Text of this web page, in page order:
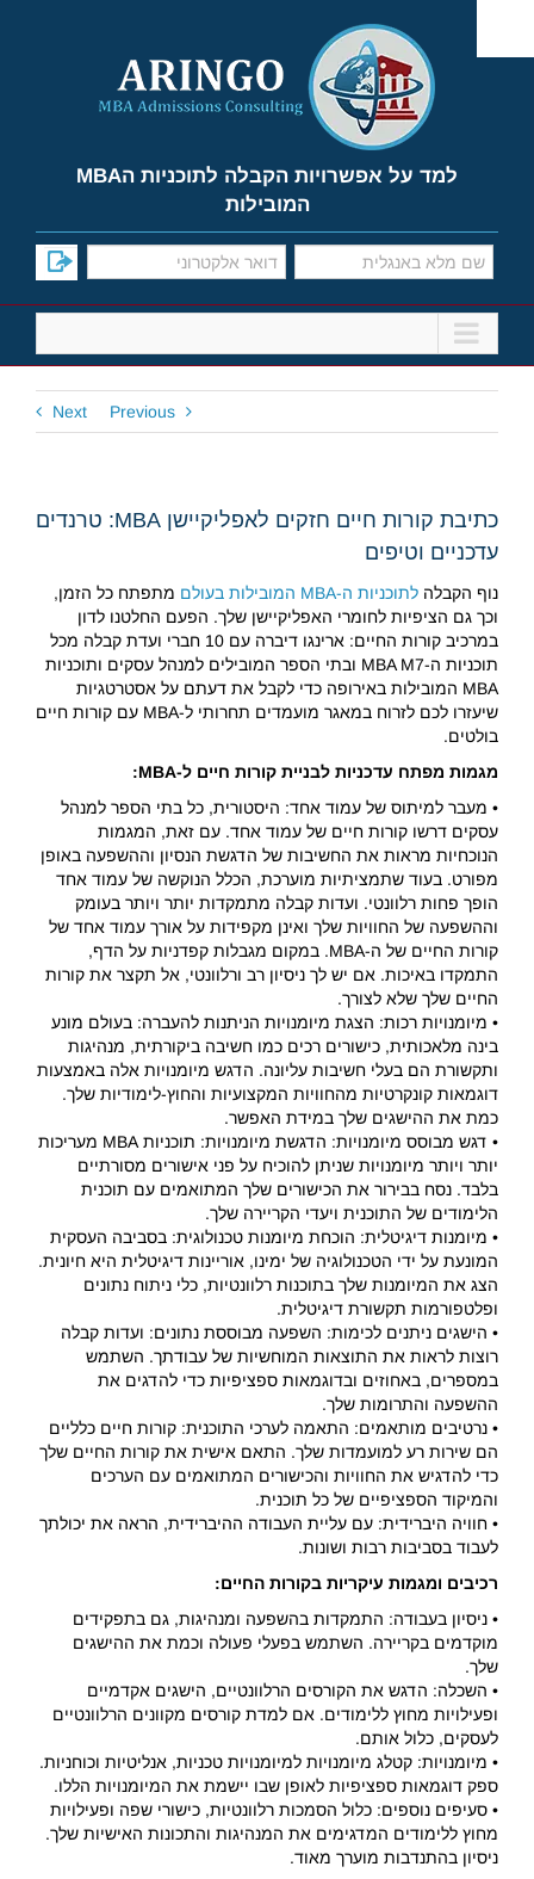
content
למד על אפשרויות הקבלה לתוכניות הMBA
המובילות
Previous
Next
כתיבת קורות חיים חזקים לאפליקיישן MBA: טרנדים
עדכניים וטיפים
נוף הקבלה לתוכניות ה-MBA המובילות בעולם
מתפתח כל הזמן,
וכך גם הציפיות לחומרי האפליקיישן שלך. הפעם החלטנו לדון
במרכיב קורות החיים: ארינגו דיברה עם 10 חברי ועדת קבלה מכל
תוכניות ה-MBA M7 ובתי הספר המובילים למנהל עסקים ותוכניות
MBA המובילות באירופה כדי לקבל את דעתם על אסטרטגיות
שיעזרו לכם לזרוח במאגר מועמדים תחרותי ל-MBA עם קורות חיים
בולטים.
מגמות מפתח עדכניות לבניית קורות חיים ל-MBA:
• מעבר למיתוס של עמוד אחד: היסטורית, כל בתי הספר למנהל
עסקים דרשו קורות חיים של עמוד אחד. עם זאת, המגמות
הנוכחיות מראות את החשיבות של הדגשת הנסיון וההשפעה באופן
מפורט. בעוד שתמציתיות מוערכת, הכלל הנוקשה של עמוד אחד
הופך פחות רלוונטי. ועדות קבלה מתמקדות יותר ויותר בעומק
וההשפעה של החוויות שלך ואינן מקפידות על אורך עמוד אחד של
קורות החיים של ה-MBA. במקום מגבלות קפדניות על הדף,
התמקדו באיכות. אם יש לך ניסיון רב ורלוונטי, אל תקצר את קורות
החיים שלך שלא לצורך.
• מיומנויות רכות: הצגת מיומנויות הניתנות להעברה: בעולם מונע
בינה מלאכותית, כישורים רכים כמו חשיבה ביקורתית, מנהיגות
ותקשורת הם בעלי חשיבות עליונה. הדגש מיומנויות אלה באמצעות
דוגמאות קונקרטיות מהחוויות המקצועיות והחוץ-לימודיות שלך.
כמת את ההישגים שלך במידת האפשר.
• דגש מבוסס מיומנויות: הדגשת מיומנויות: תוכניות MBA מעריכות
יותר ויותר מיומנויות שניתן להוכיח על פני אישורים מסורתיים
בלבד. נסח בבירור את הכישורים שלך המתואמים עם תוכנית
הלימודים של התוכנית ויעדי הקריירה שלך.
• מיומנות דיגיטלית: הוכחת מיומנות טכנולוגית: בסביבה העסקית
המונעת על ידי הטכנולוגיה של ימינו, אוריינות דיגיטלית היא חיונית.
הצג את המיומנות שלך בתוכנות רלוונטיות, כלי ניתוח נתונים
ופלטפורמות תקשורת דיגיטלית.
• הישגים ניתנים לכימות: השפעה מבוססת נתונים: ועדות קבלה
רוצות לראות את התוצאות המוחשיות של עבודתך. השתמש
במספרים, באחוזים ובדוגמאות ספציפיות כדי להדגים את
ההשפעה והתרומות שלך.
• נרטיבים מותאמים: התאמה לערכי התוכנית: קורות חיים כלליים
הם שירות רע למועמדות שלך. התאם אישית את קורות החיים שלך
כדי להדגיש את החוויות והכישורים המתואמים עם הערכים
והמיקוד הספציפיים של כל תוכנית.
• חוויה היברידית: עם עליית העבודה ההיברידית, הראה את יכולתך
לעבוד בסביבות רבות ושונות.
רכיבים ומגמות עיקריות בקורות החיים:
• ניסיון בעבודה: התמקדות בהשפעה ומנהיגות, גם בתפקידים
מוקדמים בקריירה. השתמש בפעלי פעולה וכמת את ההישגים
שלך.
• השכלה: הדגש את הקורסים הרלוונטיים, הישגים אקדמיים
ופעילויות מחוץ ללימודים. אם למדת קורסים מקוונים הרלוונטיים
לעסקים, כלול אותם.
• מיומנויות: קטלג מיומנויות למיומנויות טכניות, אנליטיות וכוחניות.
ספק דוגמאות ספציפיות לאופן שבו יישמת את המיומנויות הללו.
• סעיפים נוספים: כלול הסמכות רלוונטיות, כישורי שפה ופעילויות
מחוץ ללימודים המדגימים את המנהיגות והתכונות האישיות שלך.
ניסיון בהתנדבות מוערך מאוד.